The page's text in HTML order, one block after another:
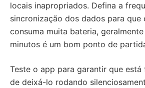
locais inapropriados. Defina a
sincronização dos dados para que
consuma muita bateria,
minutos é um bom ponto de
Teste o app para garantir que está
de deixá-lo rodando